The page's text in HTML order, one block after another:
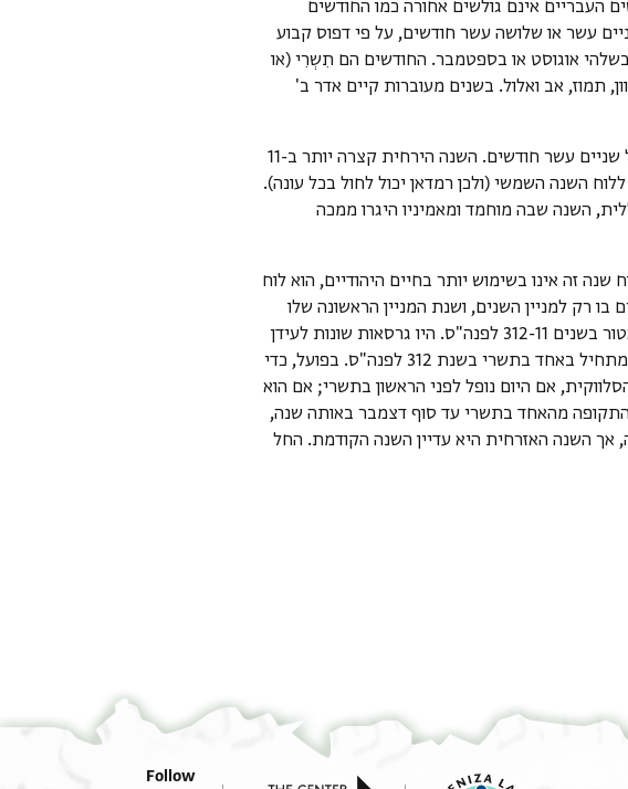
העבריים אינם גולשים אחורה כמו החודשים
עשר או שלושה עשר חודשים, על פי דפוס קבוע
אוגוסט או בספטמבר. החודשים הם תִשְרִי (או
תמוז, אב ואלול. בשנים מעוברות קיים אדר ב'
: לוח השנה האסלאמי, לוח שנה ירחי בעל שניים עשר חודשים. השנה הירחית קצרה יותר ב-11
השנה השמשי (ולכן רמדאן יכול לחול בכל עונה).
ההיג'רי מתחיל בשנת 622 לספירה הכללית, השנה שבה מוחמד ומאמיניו היגרו ממכה
שנה זה אינו בשימוש יותר בחיים היהודיים, הוא לוח
רק למניין השנים, ושנת המניין הראשונה שלו
היא השנה שבה מסופוטמיה נכבשה על ידי סלאוקוס הראשון ניקאטור בשנים 312-11 לפנה"ס. היו גרסאות שונות לעידן
הסלווקי בימי הביניים. העידן הסלווקי במסמכים יהודיים נחשב כמתחיל באחד בתשרי בשנת 312 לפנה"ס. בפועל, כדי
לתאריך גרגוריאני יש להחסיר 311 מהשנה הסלווקית, אם היום נופל לפני הראשון בתשרי; אם הוא
זו נכונה רק לגבי התקופה מהאחד בתשרי עד סוף דצמבר באותה שנה,
השנה האזרחית היא עדיין השנה הקודמת. החל
Follow